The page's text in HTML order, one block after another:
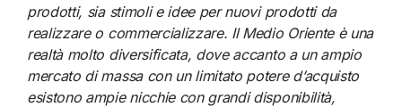
prodotti, sia stimoli e idee per nuovi prodotti da
realizzare o commercializzare. Il Medio Oriente è una
realtà molto diversificata, dove accanto a un ampio
mercato di massa con un limitato potere d’acquisto
esistono ampie nicchie con grandi disponibilità,